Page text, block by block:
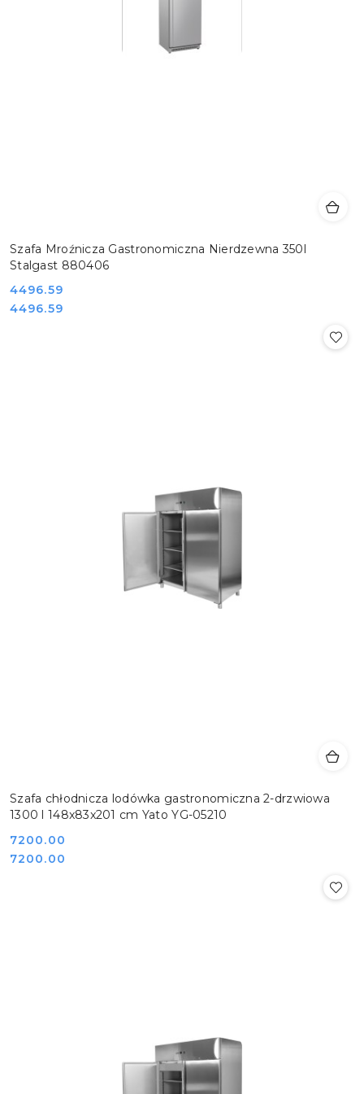
Szafa Mroźnicza Gastronomiczna Nierdzewna 350l
Stalgast 880406
Cena:
4496.59
Cena:
4496.59
Szafa chłodnicza lodówka gastronomiczna 2-drzwiowa
1300 l 148x83x201 cm Yato YG-05210
Cena:
7200.00
Cena:
7200.00